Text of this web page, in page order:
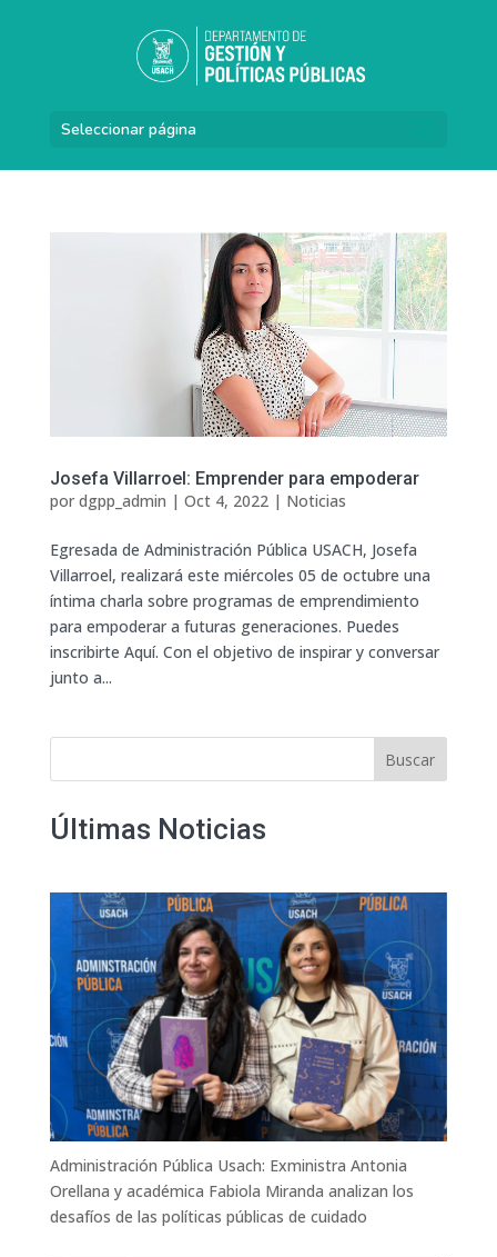
Seleccionar página
Josefa Villarroel: Emprender para empoderar
por dgpp_admin | Oct 4, 2022| Noticias
Egresada de Administración Pública USACH, Josefa
Villarroel, realizará este miércoles 05 de octubre una
íntima charla sobre programas de emprendimiento
para empoderar a futuras generaciones. Puedes
inscribirte Aquí. Con el objetivo de inspirar y conversar
junto a...
Buscar
Últimas Noticias
Administración Pública Usach: Exministra Antonia
Orellana y académica Fabiola Miranda analizan los
desafíos de las políticas públicas de cuidado